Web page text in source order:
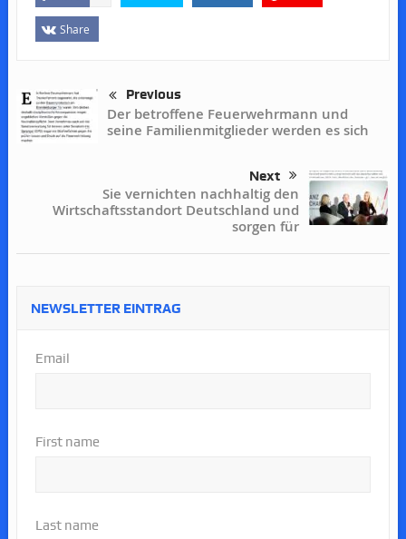
Share
Previous
Der betroffene Feuerwehrmann und
seine Familienmitglieder werden es sich
Next
Sie vernichten nachhaltig den
Wirtschaftsstandort Deutschland und
sorgen für
NEWSLETTER EINTRAG
Email
First name
Last name